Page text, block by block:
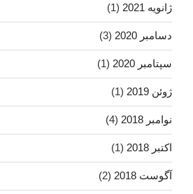
ژانویه 2021 (1)
دسامبر 2020 (3)
سپتامبر 2020 (1)
ژوئن 2019 (1)
نوامبر 2018 (4)
اکتبر 2018 (1)
آگوست 2018 (2)